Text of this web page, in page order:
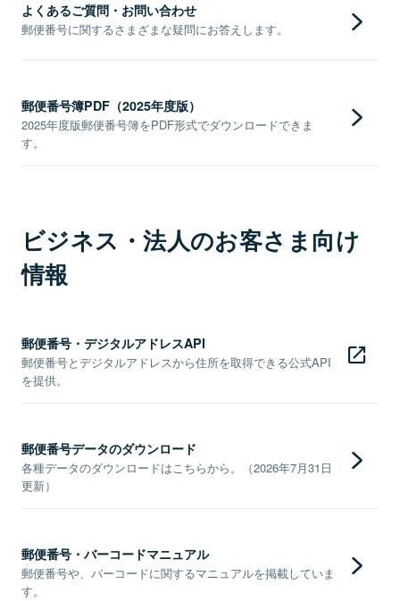
よくあるご質問・お問い合わせ
郵便番号に関するさまざまな疑問にお答えします。
郵便番号簿PDF（2025年度版）
2025年度版郵便番号簿をPDF形式でダウンロードできま
す。
ビジネス・法人のお客さま向け
情報
郵便番号・デジタルアドレスAPI
郵便番号とデジタルアドレスから住所を取得できる公式API
を提供。
郵便番号データのダウンロード
各種データのダウンロードはこちらから。（2026年7月31日
更新）
郵便番号・バーコードマニュアル
郵便番号や、バーコードに関するマニュアルを掲載していま
す。